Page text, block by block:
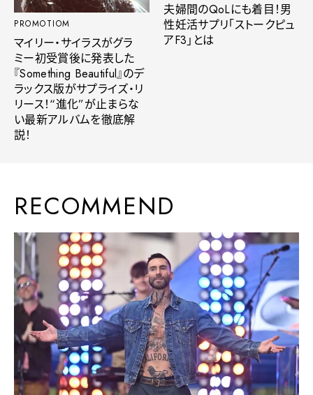
PROMOTIOM
マイリー・サイラスがグラ
ミー初受賞後に発表した
『Something Beautiful』のデ
ラックス版がサプライズ・リ
リース！“進化”が止まらな
い最新アルバムを徹底解
説！
夫婦間のQoLにも着目！男
性妊活サプリ「ストークピュ
アF3」とは
RECOMMEND